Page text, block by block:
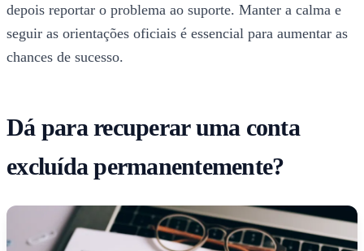
depois reportar o problema ao suporte. Manter a calma e
seguir as orientações oficiais é essencial para aumentar as
chances de sucesso.
Dá para recuperar uma conta
excluída permanentemente?